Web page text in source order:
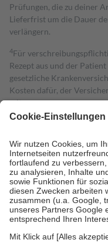
Prüfungen, die zu deiner
Lieferfrist um die Dauer
verlängern.
4Für
Rezept aus und der
gesetzliche
Kosten dafür, der
mit.
Grundsätzlich leisten
höchstens zehn Euro.
Es
Kosten der Leistung zu
Diese Regeln gelten
Bei Heilmitteln und
Zuzahlung zehn Prozent
Verordnung.
Um das Engagement der
stärken und die
fallenkeine Zuzahlungen